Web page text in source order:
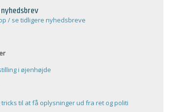
nyhedsbrev
/ se tidligere nyhedsbreve
i øjenhøjde
tricks til at få oplysninger ud fra ret og politi